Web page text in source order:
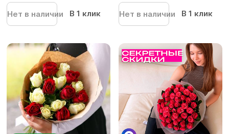
Нет в наличии В 1 клик Нет в наличии В 1 клик